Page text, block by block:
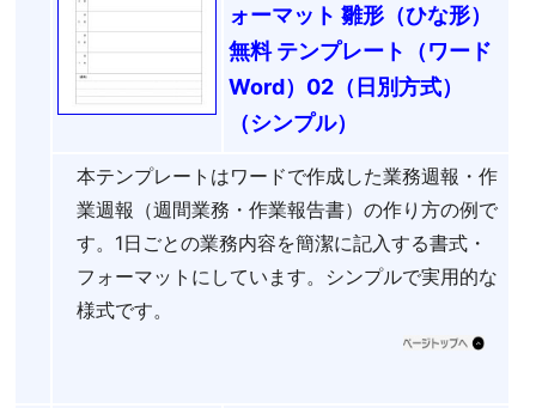
ォーマット 雛形（ひな形）
無料 テンプレート（ワード
Word）02（日別方式）
（シンプル）
本テンプレートはワードで作成した業務週報・作
業週報（週間業務・作業報告書）の作り方の例で
す。1日ごとの業務内容を簡潔に記入する書式・
フォーマットにしています。シンプルで実用的な
様式です。